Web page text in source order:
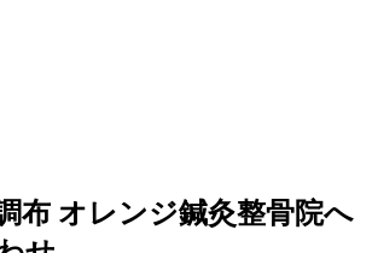
布 オレンジ鍼灸整骨院へ